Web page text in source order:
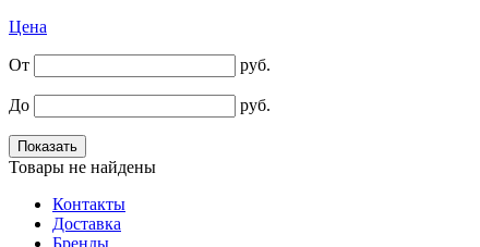
Цена
От руб.
До руб.
Товары не найдены
Контакты
Доставка
Бренды